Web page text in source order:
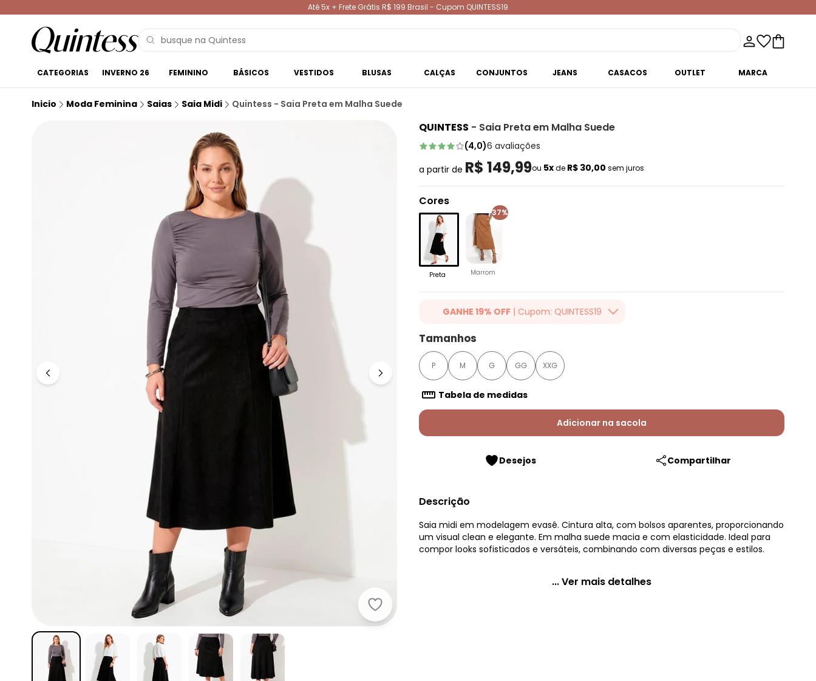
Até 5x + Frete Grátis R$ 199 Brasil - Cupom QUINTESS19
CATEGORIAS INVERNO 26 FEMININO BÁSICOS VESTIDOS BLUSAS CALÇAS CONJUNTOS JEANS CASACOS OUTLET MARCA
Inicio Moda Feminina Saias Saia Midi Quintess - Saia Preta em Malha Suede
Quintess - Saia Preta em Malha Suede
QUINTESS - Saia Preta em Malha Suede
(4,0)6 avaliações
a partir de R$ 149,99ou 5xde R$ 30,00 sem juros
Cores
Preta
37%
Marrom
GANHE 19% OFF | Cupom: QUINTESS19
Ganhe 19% OFF Extra em qualquer valor, usando o
cupom: QUINTESS19. Válido para toda loja Quintess,
até 07/08/2026.
Tamanhos
P M G GG XXG
Tabela de medidas
Adicionar na sacola
Desejos Compartilhar
Descrição
Saia midi em modelagem evasê. Cintura alta, com bolsos aparentes, proporcionando
um visual clean e elegante. Em malha suede macia e com elasticidade. Ideal para
compor looks sofisticados e versáteis, combinando com diversas peças e estilos.
... Ver mais detalhes